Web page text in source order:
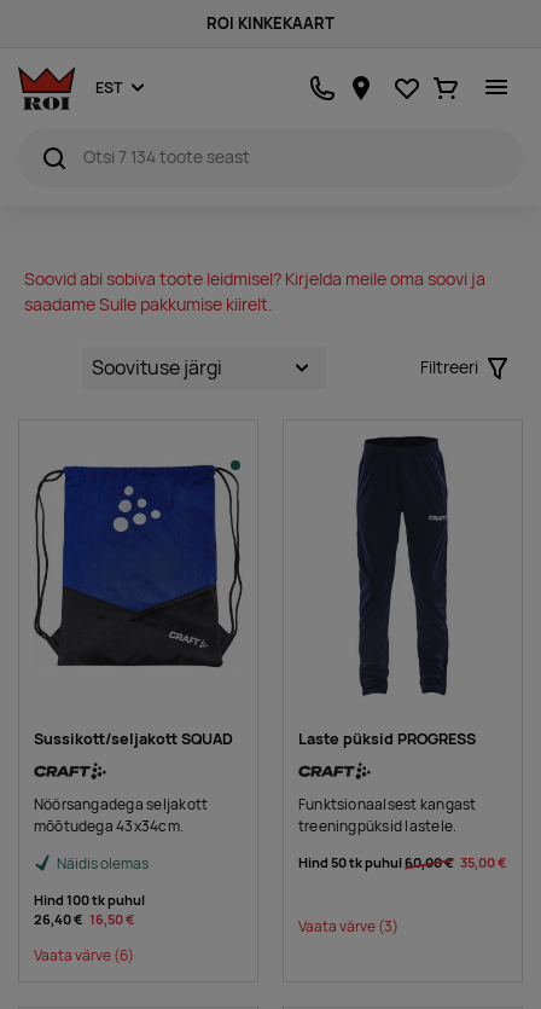
ROI KINKEKAART
EST Lemmikud
Ostukorv
Soovid abi sobiva toote leidmisel? Kirjelda meile oma soovi ja
saadame Sulle pakkumise kiirelt.
Filtreeri
Filter
Sussikott/seljakott SQUAD
Nöörsangadega seljakott
mõõtudega 43x34cm.
Näidis olemas
Hind 100 tk puhul
26,40 € 16,50 €
Vaata värve(6)
Laste püksid PROGRESS
Funktsionaalsest kangast
treeningpüksid lastele.
Hind 50 tk puhul60,00 € 35,00 €
Vaata värve(3)